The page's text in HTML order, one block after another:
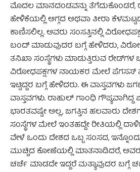
ಮೊದಲ ಮಾನದಂಡವನ್ನು
ಹೇಳಿಕೆಯಲ್ಲಿ ಅಗ್ಗದ ಅಥವಾ ತೀರಾ
ಕಾಣಿಸಲಿಲ್ಲ. ಅವರು ಸಂಸತ್ತಿನಲ್ಲಿ
ಬಂದ್ ಮಾಡುವುದರ ಬಗ್ಗೆ ಹೇಳಿದರು,
ತನಿಖಾ ಸಂಸ್ಥೆಗಳು ಮಾಡುತ್ತಿರುವ ರೇಡ್‌ಗಳ
ವಿರೋಧಪಕ್ಷಗಳ ನಾಯಕರ ಮೇಲೆ ಪೆಗಸಸ್
ಇಟ್ಟಿದ್ದರ ಬಗ್ಗೆ ಹೇಳಿದರು. ಈ ವಾಸ್ತವಗಳು
ವಾಸ್ತವಗಳು. ರಾಹುಲ್ ಗಾಂಧಿ ಗೌಪ್ಯವಾಗಿದ್ದ
ಭಾರತವಷ್ಟೇ ಅಲ್ಲ, ಜಗತ್ತಿನ ಹಲವಾರು
ಸಂಸ್ಥೆಗಳ ಮೇಲೆ ಇಂತಹದ್ದೇ ರೀತಿಯಲ್ಲಿ
ವೇಳೆ ಒಂದು ದೇಶದ ಒಬ್ಬ ಸಂಸದ,
ಮುಚ್ಚಿದ ಕೋಣೆಯಲ್ಲಿ ಮಾತನಾಡಿದರೆ,
ಚರ್ಚೆ ಮಾಡದೇ ಇದ್ದರೆ ಮತ್ಯಾವುದರ ಬಗ್ಗೆ